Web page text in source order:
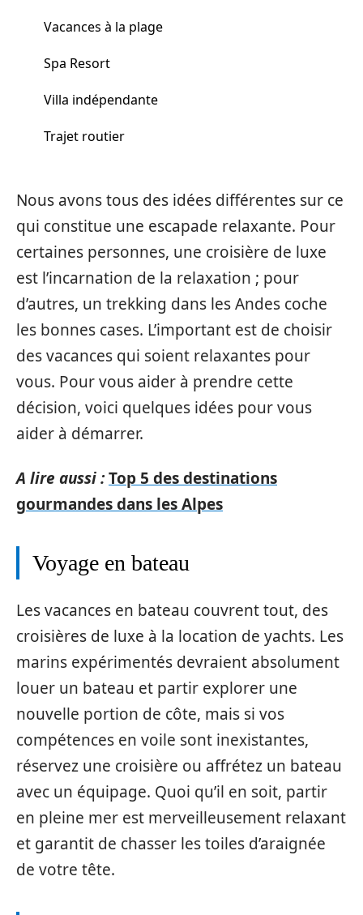
Vacances à la plage
Spa Resort
Villa indépendante
Trajet routier
Nous avons tous des idées différentes sur ce
qui constitue une escapade relaxante. Pour
certaines personnes, une croisière de luxe
est l’incarnation de la relaxation ; pour
d’autres, un trekking dans les Andes coche
les bonnes cases. L’important est de choisir
des vacances qui soient relaxantes pour
vous. Pour vous aider à prendre cette
décision, voici quelques idées pour vous
aider à démarrer.
A lire aussi :Top 5 des destinations
gourmandes dans les Alpes
Voyage en bateau
Les vacances en bateau couvrent tout, des
croisières de luxe à la location de yachts. Les
marins expérimentés devraient absolument
louer un bateau et partir explorer une
nouvelle portion de côte, mais si vos
compétences en voile sont inexistantes,
réservez une croisière ou affrétez un bateau
avec un équipage. Quoi qu’il en soit, partir
en pleine mer est merveilleusement relaxant
et garantit de chasser les toiles d’araignée
de votre tête.